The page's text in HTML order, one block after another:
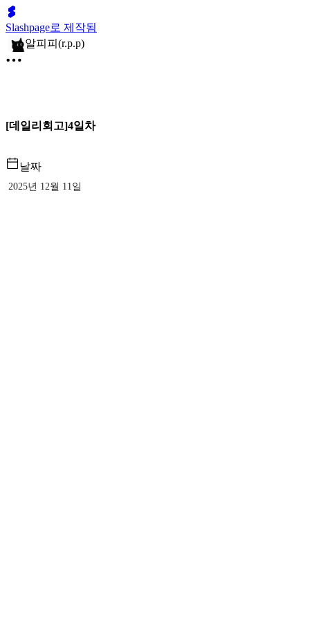
Slashpage로 제작됨
알피피(r.p.p)
[데일리회고]4일차
날짜
2025년 12월 11일